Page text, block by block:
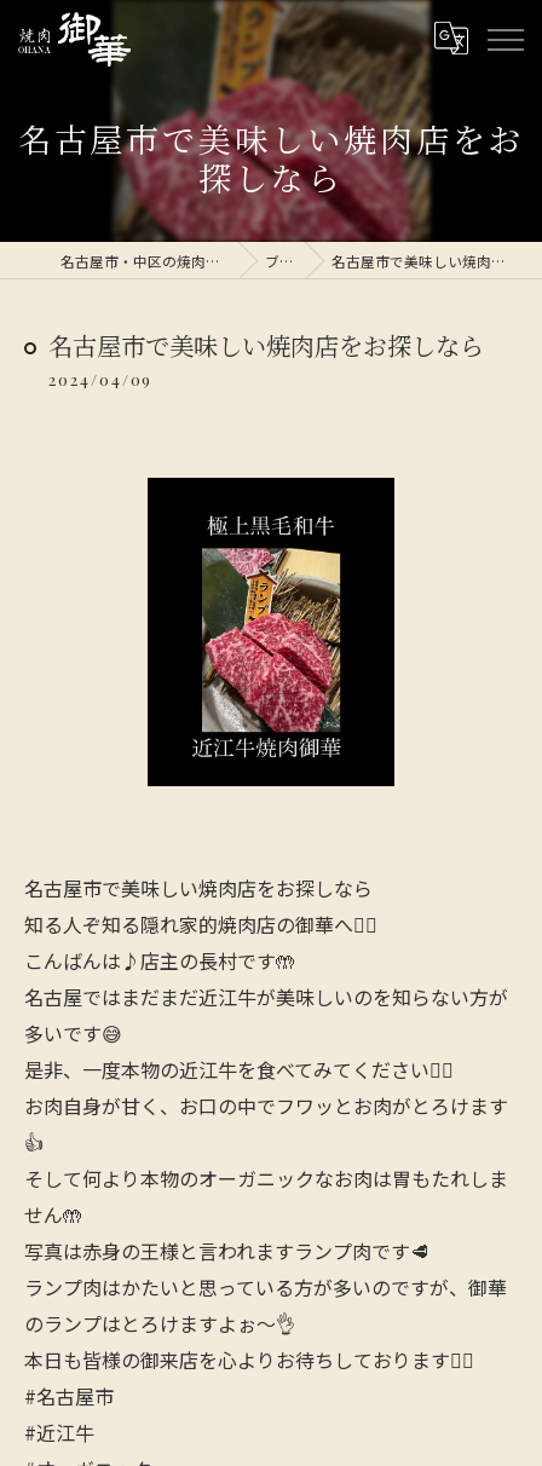
名古屋市で美味しい焼肉店をお
探しなら
名古屋市・中区の焼肉なら焼肉 御華 ブログ 名古屋市で美味しい焼肉店をお探しなら
名古屋市で美味しい焼肉店をお探しなら
2024/04/09
名古屋市で美味しい焼肉店をお探しなら
知る人ぞ知る隠れ家的焼肉店の御華へ🙋‍♂️
こんばんは♪店主の長村です🤲
名古屋ではまだまだ近江牛が美味しいのを知らない方が
多いです😅
是非、一度本物の近江牛を食べてみてください🙋‍♂️
お肉自身が甘く、お口の中でフワッとお肉がとろけます
👍
そして何より本物のオーガニックなお肉は胃もたれしま
せん🤲
写真は赤身の王様と言われますランプ肉です🥩
ランプ肉はかたいと思っている方が多いのですが、御華
のランプはとろけますよぉ〜👌
本日も皆様の御来店を心よりお待ちしております🙇‍♂️
#名古屋市
#近江牛